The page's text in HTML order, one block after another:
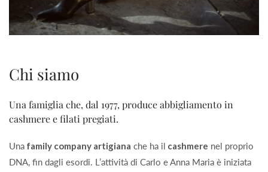
Chi siamo
Una famiglia che, dal 1977, produce abbigliamento in
cashmere e filati pregiati.
Una family company artigiana che ha il cashmere nel proprio
DNA, fin dagli esordi. L’attività di Carlo e Anna Maria è iniziata